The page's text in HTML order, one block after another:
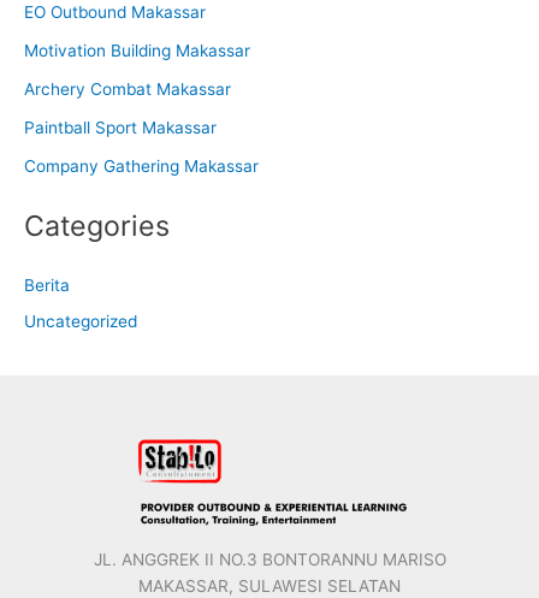
EO Outbound Makassar
Motivation Building Makassar
Archery Combat Makassar
Paintball Sport Makassar
Company Gathering Makassar
Categories
Berita
Uncategorized
JL. ANGGREK II NO.3 BONTORANNU MARISO
MAKASSAR, SULAWESI SELATAN